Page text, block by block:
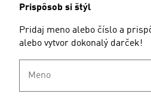
Prispôsob si štýl
Pridaj meno alebo číslo a
alebo vytvor dokonalý darček!
Meno